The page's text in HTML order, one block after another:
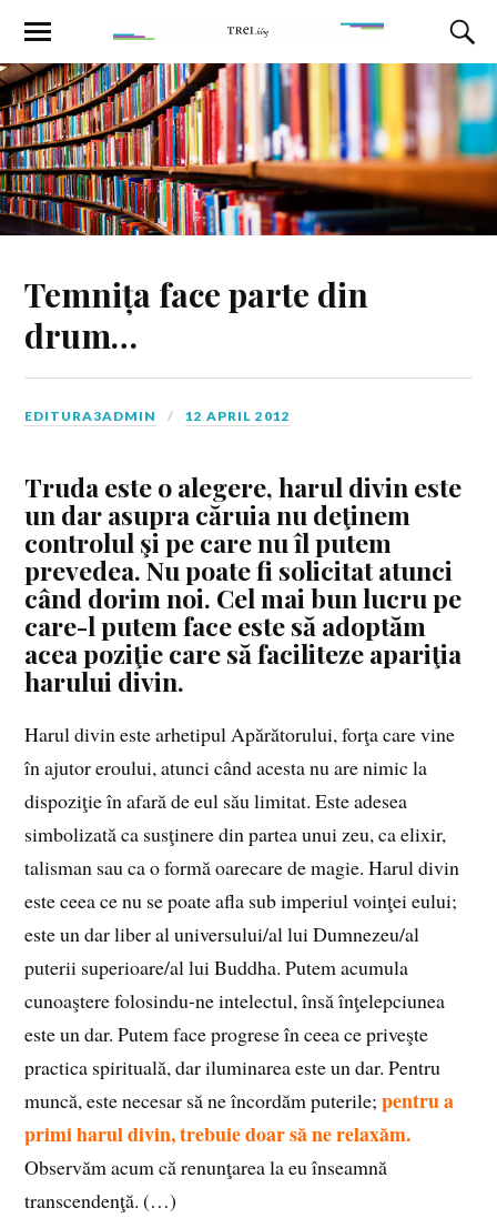
Temnița face parte din
drum…
EDITURA3ADMIN 12 APRIL 2012
Truda este o alegere, harul divin este
un dar asupra căruia nu deţinem
controlul şi pe care nu îl putem
prevedea. Nu poate fi solicitat atunci
când dorim noi. Cel mai bun lucru pe
care-l putem face este să adoptăm
acea poziţie care să faciliteze apariţia
harului divin.
Harul divin este arhetipul Apărătorului, forţa care vine
în ajutor eroului, atunci când acesta nu are nimic la
dispoziţie în afară de eul său limitat. Este adesea
simbolizată ca susţinere din partea unui zeu, ca elixir,
talisman sau ca o formă oarecare de magie. Harul divin
este ceea ce nu se poate afla sub imperiul voinţei eului;
este un dar liber al universului/al lui Dumnezeu/al
puterii superioare/al lui Buddha. Putem acumula
cunoaştere folosindu-ne intelectul, însă înţelepciunea
este un dar. Putem face progrese în ceea ce priveşte
practica spirituală, dar iluminarea este un dar. Pentru
muncă, este necesar să ne încordăm puterile;pentru a
primi harul divin, trebuie doar să ne relaxăm.
Observăm acum că renunţarea la eu înseamnă
transcendenţă. (…)